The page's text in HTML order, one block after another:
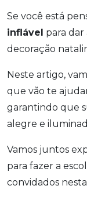
Se você está
inflável para
decoração
Neste artigo,
que vão te
garantindo que
alegre e
Vamos juntos
para fazer a
convidados